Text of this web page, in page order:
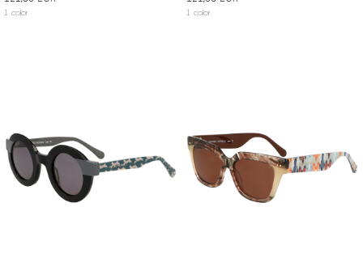
1 color 1 color